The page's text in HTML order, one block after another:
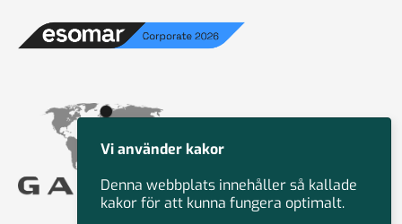
Vi använder kakor
Denna webbplats innehåller så kallade
kakor för att kunna fungera optimalt.